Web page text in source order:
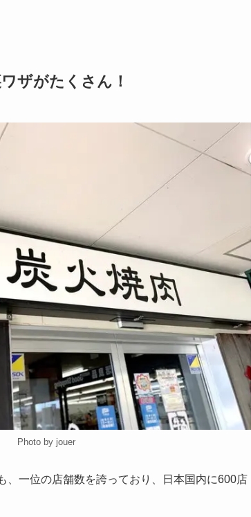
ザがたくさん！
Photo by jouer
、一位の店舗数を誇っており、日本国内に600店